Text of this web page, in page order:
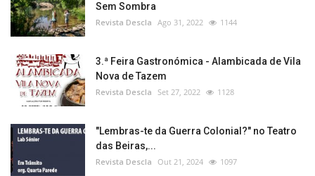
Sem Sombra
Revista Descla Ago 31, 2022 1144
3.ª Feira Gastronómica - Alambicada de Vila
Nova de Tazem
Revista Descla Set 27, 2022 1128
"Lembras-te da Guerra Colonial?" no Teatro
das Beiras,...
Revista Descla Out 21, 2024 1097